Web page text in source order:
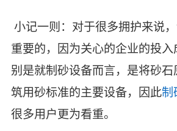
小记一则：对于很多拥护来说
重要的，因为关心的企业的投
别是就制砂设备而言，是将砂
筑用砂标准的主要设备，因此制
很多用户更为看重。